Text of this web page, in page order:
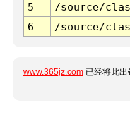
5
/source/
6
/source/
www.365jz.com 已经将此